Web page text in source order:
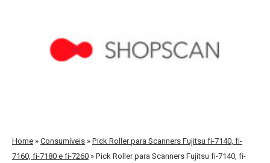
Home »Consumíveis »Pick Roller para Scanners Fujitsu fi-7140, fi-
7160, fi-7180 e fi-7260 »Pick Roller para Scanners Fujitsu fi-7140, fi-